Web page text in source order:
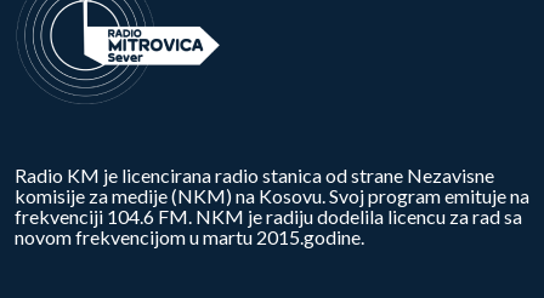
Radio KM je licencirana radio stanica od strane Nezavisne
komisije za medije (NKM) na Kosovu. Svoj program emituje na
frekvenciji 104.6 FM. NKM je radiju dodelila licencu za rad sa
novom frekvencijom u martu 2015.godine.